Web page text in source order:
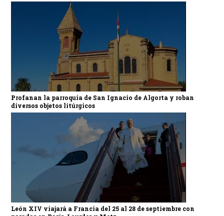
Profanan la parroquia de San Ignacio de Algorta y roban
diversos objetos litúrgicos
León XIV viajará a Francia del 25 al 28 de septiembre con